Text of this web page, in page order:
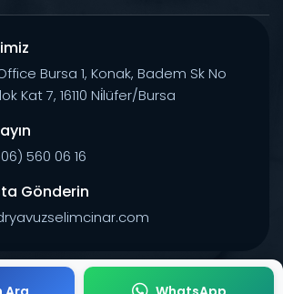
Bursa 1, Konak, Badem Sk No
Kat 7, 16110 Ni̇lüfer/Bursa
560 06 16
Gönderin
© 2026 Tüm Hakları Saklıdır.